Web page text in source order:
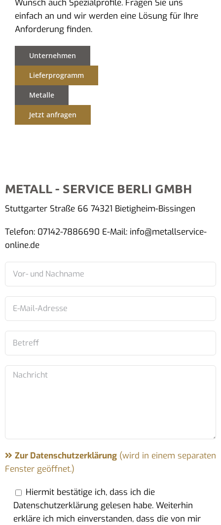
Wunsch auch Spezialprofile. Fragen Sie uns
einfach an und wir werden eine Lösung für Ihre
Anforderung finden.
Unternehmen
Lieferprogramm
Metalle
Jetzt anfragen
METALL - SERVICE BERLI GMBH
Stuttgarter Straße 66 74321 Bietigheim-Bissingen
Telefon: 07142-7886690 E-Mail: info@metallservice-
online.de
Zur Datenschutzerklärung(wird in einem separaten
Fenster geöffnet.)
Hiermit bestätige ich, dass ich die
Datenschutzerklärung gelesen habe. Weiterhin
erkläre ich mich einverstanden, dass die von mir